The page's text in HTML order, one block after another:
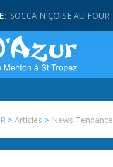
SOCCA NIÇOISE AU FOUR
>Articles > News Tendance